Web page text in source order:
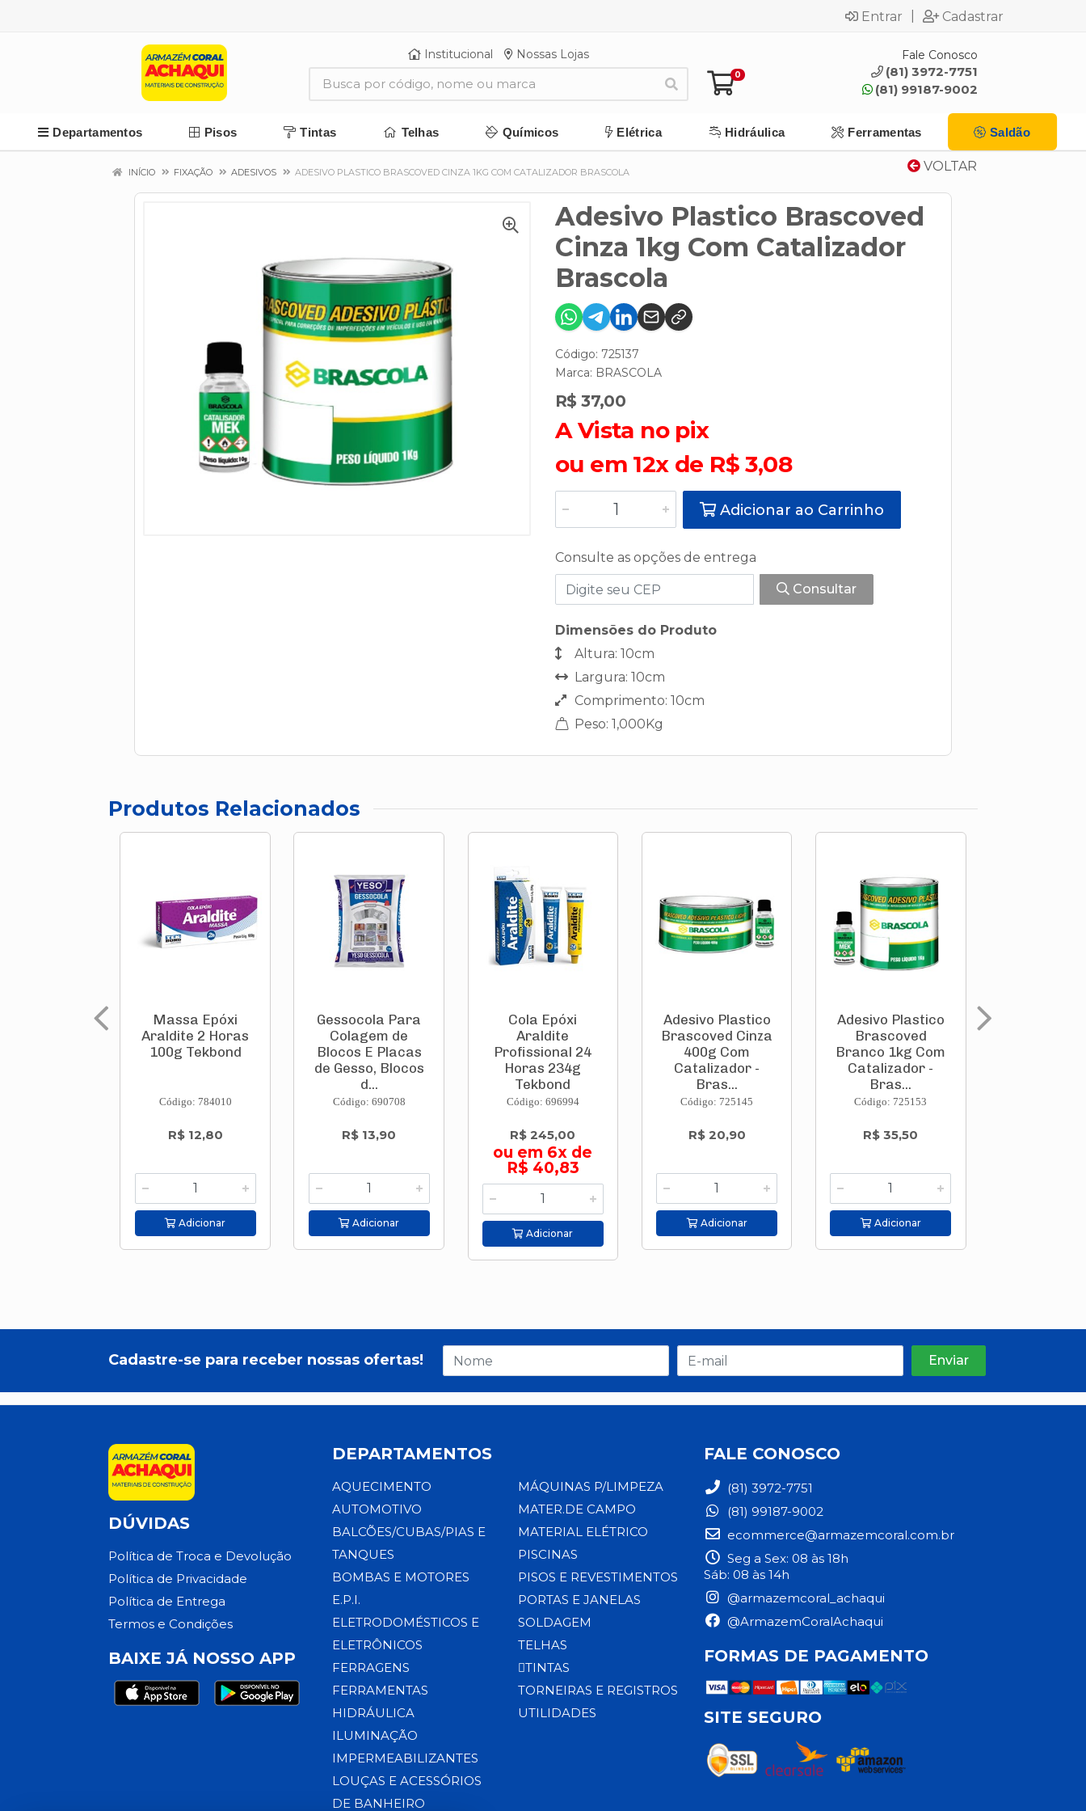
Entrar Cadastrar
Institucional Nossas Lojas
0
Fale Conosco
(81) 3972-7751
(81) 99187-9002
Departamentos Pisos Tintas Telhas Químicos Elétrica Hidráulica Ferramentas Saldão
VOLTAR
INÍCIO FIXAÇÃO ADESIVOS ADESIVO PLASTICO BRASCOVED CINZA 1KG COM CATALIZADOR BRASCOLA
Adesivo Plastico Brascoved
Cinza 1kg Com Catalizador
Brascola
Código: 725137
Marca: BRASCOLA
R$ 37,00
A Vista no pix
ou em 12x de R$ 3,08
Adicionar ao Carrinho
Consulte as opções de entrega
Consultar
Dimensões do Produto
Altura: 10cm
Largura: 10cm
Comprimento: 10cm
Peso: 1,000Kg
Produtos Relacionados
Massa Epóxi
Araldite 2 Horas
100g Tekbond
Código: 784010
R$ 12,80
Adicionar
Gessocola Para
Colagem de
Blocos E Placas
de Gesso, Blocos
d...
Código: 690708
R$ 13,90
Adicionar
Cola Epóxi
Araldite
Profissional 24
Horas 234g
Tekbond
Código: 696994
R$ 245,00
ou em 6x de
R$ 40,83
Adicionar
Adesivo Plastico
Brascoved Cinza
400g Com
Catalizador -
Bras...
Código: 725145
R$ 20,90
Adicionar
Adesivo Plastico
Brascoved
Branco 1kg Com
Catalizador -
Bras...
Código: 725153
R$ 35,50
Adicionar
Cadastre-se para receber nossas ofertas!
DÚVIDAS
Política de Troca e Devolução
Política de Privacidade
Política de Entrega
Termos e Condições
BAIXE JÁ NOSSO APP
DEPARTAMENTOS
AQUECIMENTO
AUTOMOTIVO
BALCÕES/CUBAS/PIAS E
TANQUES
BOMBAS E MOTORES
E.P.I.
ELETRODOMÉSTICOS E
ELETRÔNICOS
FERRAGENS
FERRAMENTAS
HIDRÁULICA
ILUMINAÇÃO
IMPERMEABILIZANTES
LOUÇAS E ACESSÓRIOS
DE BANHEIRO
MÁQUINAS P/LIMPEZA
MATER.DE CAMPO
MATERIAL ELÉTRICO
PISCINAS
PISOS E REVESTIMENTOS
PORTAS E JANELAS
SOLDAGEM
TELHAS
TINTAS
TORNEIRAS E REGISTROS
UTILIDADES
FALE CONOSCO
(81) 3972-7751
(81) 99187-9002
ecommerce@armazemcoral.com.br
Seg a Sex: 08 às 18h
Sáb: 08 às 14h
@armazemcoral_achaqui
@ArmazemCoralAchaqui
FORMAS DE PAGAMENTO
SITE SEGURO